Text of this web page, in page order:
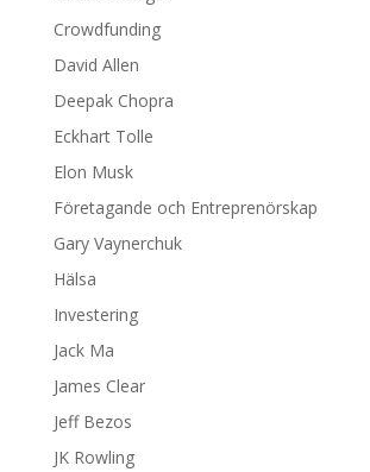
Crowdfunding
David Allen
Deepak Chopra
Eckhart Tolle
Elon Musk
Företagande och Entreprenörskap
Gary Vaynerchuk
Hälsa
Investering
Jack Ma
James Clear
Jeff Bezos
JK Rowling